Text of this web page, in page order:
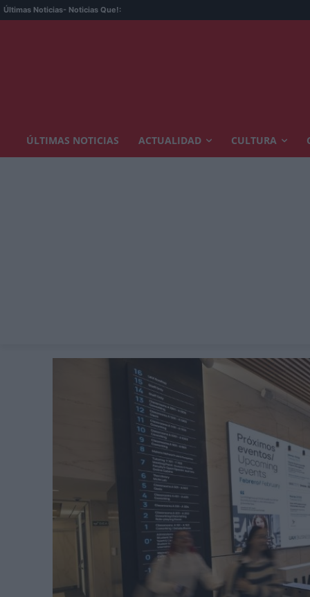
Últimas Noticias- Noticias Que!:
ÚLTIMAS NOTICIAS ACTUALIDAD CULTURA